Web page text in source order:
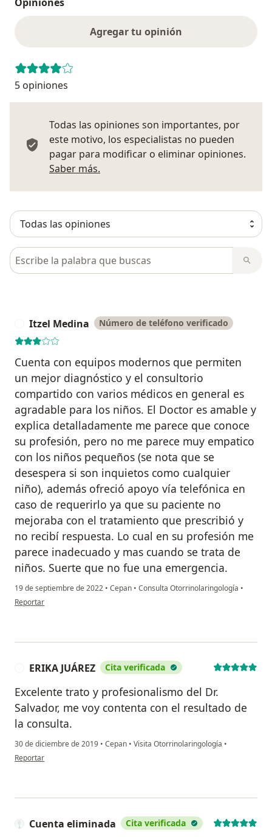
Agregar tu opinión
5 opiniones
Todas las opiniones son importantes, por
este motivo, los especialistas no pueden
pagar para modificar o eliminar opiniones.
Saber más.
Busca en opiniones
Itzel Medina Número de teléfono verificado
Cuenta con equipos modernos que permiten
un mejor diagnóstico y el consultorio
compartido con varios médicos en general es
agradable para los niños. El Doctor es amable y
explica detalladamente me parece que conoce
su profesión, pero no me parece muy empatico
con los niños pequeños (se nota que se
desespera si son inquietos como cualquier
niño), además ofreció apoyo vía telefónica en
caso de requerirlo ya que su paciente no
mejoraba con el tratamiento que prescribió y
no recibí respuesta. Lo cual en su profesión me
parece inadecuado y mas cuando se trata de
niños. Suerte que no fue una emergencia.
19 de septiembre de 2022 • Cepan • Consulta Otorrinolaringología •
en opinión del usuario Itzel Medina
Reportar
ERIKA JUÁREZ Cita verificada
Excelente trato y profesionalismo del Dr.
Salvador, me voy contenta con el resultado de
la consulta.
30 de diciembre de 2019 • Cepan • Visita Otorrinolaringología •
en opinión del usuario ERIKA JUÁREZ
Reportar
Cuenta eliminada Cita verificada